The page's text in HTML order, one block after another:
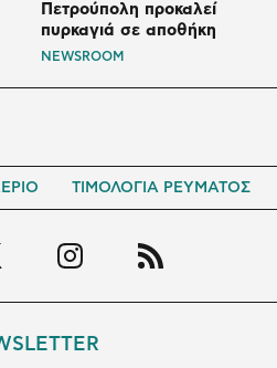
Πετρούπολη προκαλεί
πυρκαγιά σε αποθήκη
NEWSROOM
ΤΙΜΟΛΟΓΙΑ ΡΕΥΜΑΤΟΣ